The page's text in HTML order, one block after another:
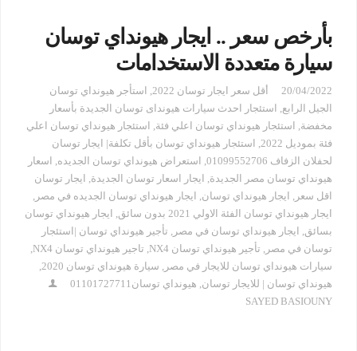
بأرخص سعر .. ايجار هيونداي توسان
سيارة متعددة الاستخدامات
20/04/2022 أقل سعر ايجار توسان 2022
استأجر هيونداي توسان
الجيل الرابع
استئجار احدث سيارات هيونداى توسان الجديدة بأسعار
مخفضة
استئجار هيونداي توسان اعلي فئة
استئجار هيونداي توسان اعلي
فئة بموديل 2022
استئجار هيونداي توسان بأقل تكلفة| ايجار توسان
لحفلان الزفاف 01099552706
استعراض هيونداي توسان الجديده
اسعار
هيونداي توسان مصر الجديدة
ايجار اسعار توسان الجديدة
ايجار توسان
اقل سعر
ايجار هيونداي توسان ايجار هيونداي توسان الجديده في مصر
ايجار هيونداي توسان الفئة الاولي 2021 بدون سائق
ايجار هيونداي توسان
بسائق
ايجار هيونداي توسان في مصر
تأجير هيونداي توسان |استئجار
توسان في مصر
تأجير هيونداي توسان NX4 تاجير هيونداي توسان NX4
سيارات هيونداي توسان للايجار في مصر
سيارة هيونداي توسان 2020
هيونداي توسان | للايجار توسان هيونداي توسان01101727711
SAYED BASIOUNY